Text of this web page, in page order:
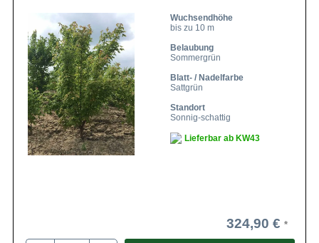
Wuchsendhöhe
bis zu 10 m
Belaubung
Sommergrün
Blatt- / Nadelfarbe
Sattgrün
Standort
Sonnig-schattig
Lieferbar ab KW43
324,90 €